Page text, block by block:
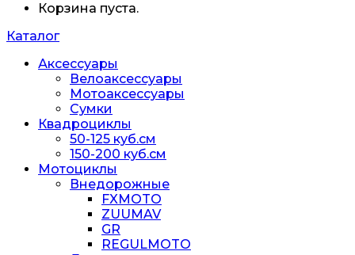
Корзина пуста.
Каталог
Аксессуары
Велоаксессуары
Мотоаксессуары
Сумки
Квадроциклы
50-125 куб.см
150-200 куб.см
Мотоциклы
Внедорожные
FXMOTO
ZUUMAV
GR
REGULMOTO